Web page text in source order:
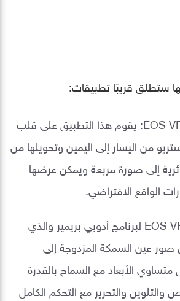
ستطلق قريبًا تطبيقات:
EOS VR Utility: يقوم هذا التطبيق على قلب
من اليسار إلى اليمين وتحويلها من
إلى صورة مربعة ويمكن عرضها
الواقع الافتراضي.
إضافة EOS VR لبرنامج أدوبي بريمير والذي
عين السمكة المزدوجة إلى
الأبعاد مع السماح بالقدرة
والتلوين والتحرير مع التحكم الكامل